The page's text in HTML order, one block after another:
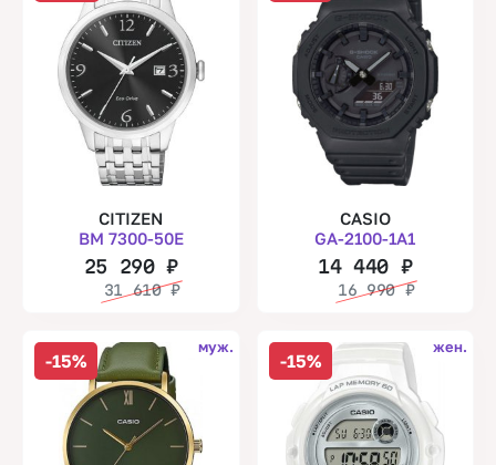
CITIZEN
BM 7300-50E
25 290₽
31 610₽
CASIO
GA-2100-1A1
14 440 ₽
16 990₽
-15%
муж.
-15%
жен.